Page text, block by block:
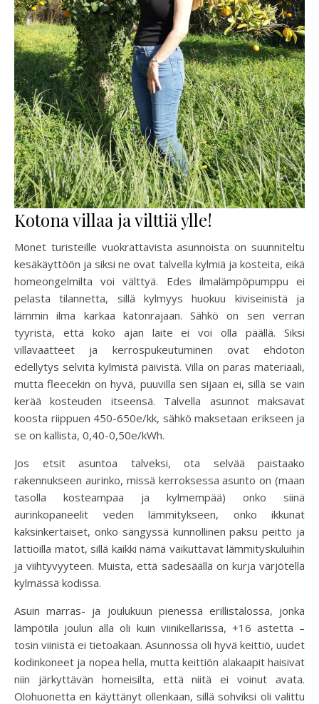
Kotona villaa ja vilttiä ylle!
Monet turisteille vuokrattavista asunnoista on suunniteltu
kesäkäyttöön ja siksi ne ovat talvella kylmiä ja kosteita, eikä
homeongelmilta voi välttyä. Edes ilmalämpöpumppu ei
pelasta tilannetta, sillä kylmyys huokuu kiviseinistä ja
lämmin ilma karkaa katonrajaan. Sähkö on sen verran
tyyristä, että koko ajan laite ei voi olla päällä. Siksi
villavaatteet ja kerrospukeutuminen ovat ehdoton
edellytys selvitä kylmistä päivistä. Villa on paras materiaali,
mutta fleecekin on hyvä, puuvilla sen sijaan ei, sillä se vain
kerää kosteuden itseensä. Talvella asunnot maksavat
koosta riippuen 450-650e/kk, sähkö maksetaan erikseen ja
se on kallista, 0,40-0,50e/kWh.
Jos etsit asuntoa talveksi, ota selvää paistaako
rakennukseen aurinko, missä kerroksessa asunto on (maan
tasolla kosteampaa ja kylmempää) onko siinä
aurinkopaneelit veden lämmitykseen, onko ikkunat
kaksinkertaiset, onko sängyssä kunnollinen paksu peitto ja
lattioilla matot, sillä kaikki nämä vaikuttavat lämmityskuluihin
ja viihtyvyyteen. Muista, että sadesäällä on kurja värjötellä
kylmässä kodissa.
Asuin marras- ja joulukuun pienessä erillistalossa, jonka
lämpötila joulun alla oli kuin viinikellarissa, +16 astetta –
tosin viinistä ei tietoakaan. Asunnossa oli hyvä keittiö, uudet
kodinkoneet ja nopea hella, mutta keittiön alakaapit haisivat
niin järkyttävän homeisilta, että niitä ei voinut avata.
Olohuonetta en käyttänyt ollenkaan, sillä sohviksi oli valittu